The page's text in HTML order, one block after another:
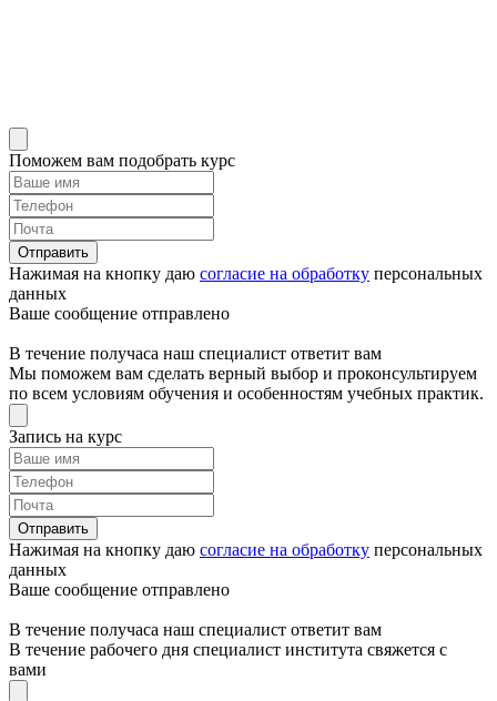
Поможем вам подобрать курс
Отправить
Нажимая на кнопку даю согласие на обработку персональных
данных
Ваше сообщение отправлено
В течение получаса наш специалист ответит вам
Мы поможем вам сделать верный выбор и проконсультируем
по всем условиям обучения и особенностям учебных практик.
Запись на курс
Отправить
Нажимая на кнопку даю согласие на обработку персональных
данных
Ваше сообщение отправлено
В течение получаса наш специалист ответит вам
В течение рабочего дня специалист института свяжется с
вами